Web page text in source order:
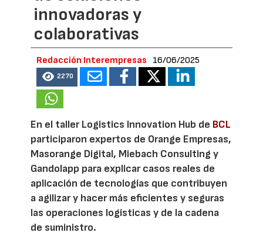
innovadoras y
colaborativas
Redacción Interempresas 16/06/2025
2270
En el taller Logistics Innovation Hub de BCL
participaron expertos de Orange Empresas,
Masorange Digital, Miebach Consulting y
Gandolapp para explicar casos reales de
aplicación de tecnologías que contribuyen
a agilizar y hacer más eficientes y seguras
las operaciones logísticas y de la cadena
de suministro.